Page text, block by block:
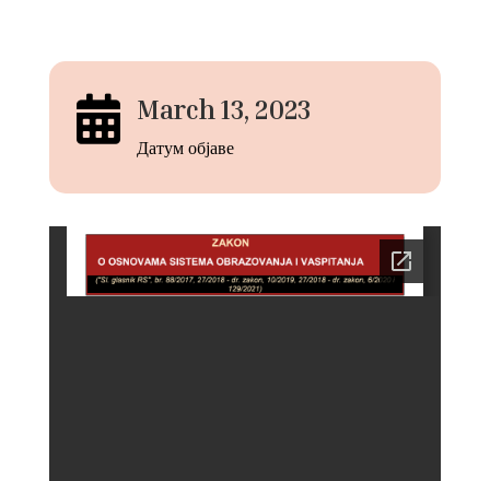
 March 13, 2023
Датум објаве